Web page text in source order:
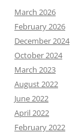
March 2026
February 2026
December 2024
October 2024
March 2023
August 2022
June 2022
April 2022
February 2022